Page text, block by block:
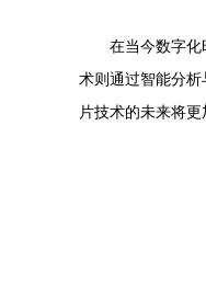
在当今数字
术则通过智能分
片技术的未来将